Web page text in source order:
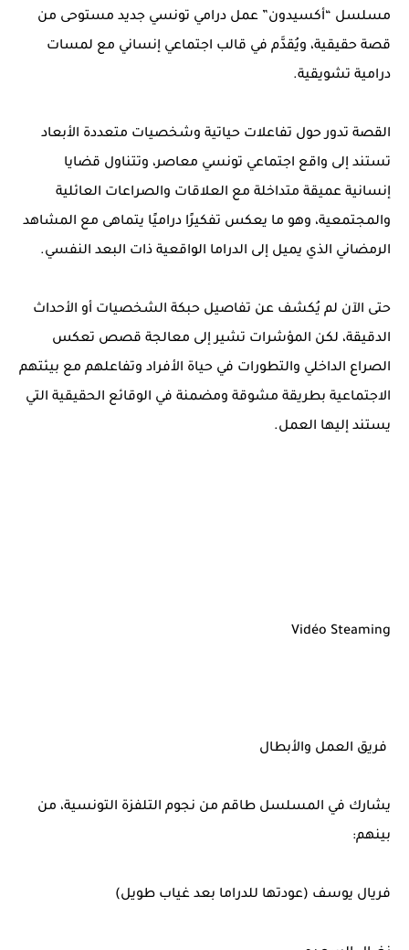
مسلسل “أكسيدون” عمل درامي تونسي جديد مستوحى من
قصة حقيقية، ويُقدَّم في قالب اجتماعي إنساني مع لمسات
درامية تشويقية.
القصة تدور حول تفاعلات حياتية وشخصيات متعددة الأبعاد
تستند إلى واقع اجتماعي تونسي معاصر، وتتناول قضايا
إنسانية عميقة متداخلة مع العلاقات والصراعات العائلية
والمجتمعية، وهو ما يعكس تفكيرًا دراميًا يتماهى مع المشاهد
الرمضاني الذي يميل إلى الدراما الواقعية ذات البعد النفسي.
حتى الآن لم يُكشف عن تفاصيل حبكة الشخصيات أو الأحداث
الدقيقة، لكن المؤشرات تشير إلى معالجة قصص تعكس
الصراع الداخلي والتطورات في حياة الأفراد وتفاعلهم مع بيئتهم
الاجتماعية بطريقة مشوقة ومضمنة في الوقائع الحقيقية التي
يستند إليها العمل.
Vidéo Steaming
فريق العمل والأبطال
يشارك في المسلسل طاقم من نجوم التلفزة التونسية، من
بينهم:
فريال يوسف (عودتها للدراما بعد غياب طويل)